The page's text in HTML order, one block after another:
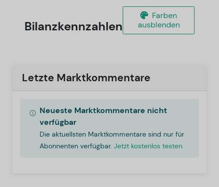
Bilanzkennzahlen
Farben
ausblenden
Letzte Marktkommentare
Neueste Marktkommentare nicht
verfügbar
Die aktuellsten Marktkommentare sind nur für
Abonnenten verfügbar.Jetzt kostenlos testen